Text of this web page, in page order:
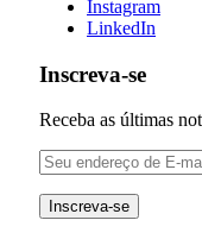
Instagram
LinkedIn
Inscreva-se
Receba as últimas